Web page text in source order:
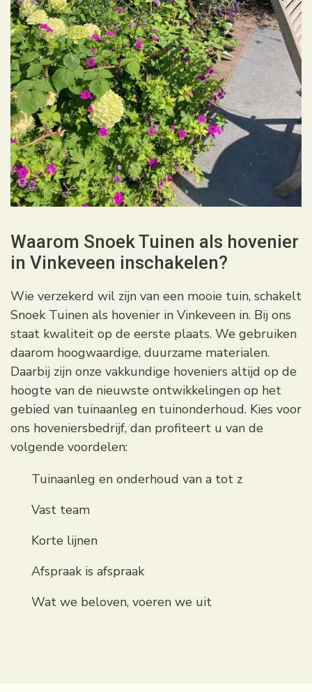
Waarom Snoek Tuinen als hovenier
in Vinkeveen inschakelen?
Wie verzekerd wil zijn van een mooie tuin, schakelt
Snoek Tuinen als hovenier in Vinkeveen in. Bij ons
staat kwaliteit op de eerste plaats. We gebruiken
daarom hoogwaardige, duurzame materialen.
Daarbij zijn onze vakkundige hoveniers altijd op de
hoogte van de nieuwste ontwikkelingen op het
gebied van tuinaanleg en tuinonderhoud. Kies voor
ons hoveniersbedrijf, dan profiteert u van de
volgende voordelen:
Tuinaanleg en onderhoud van a tot z
Vast team
Korte lijnen
Afspraak is afspraak
Wat we beloven, voeren we uit